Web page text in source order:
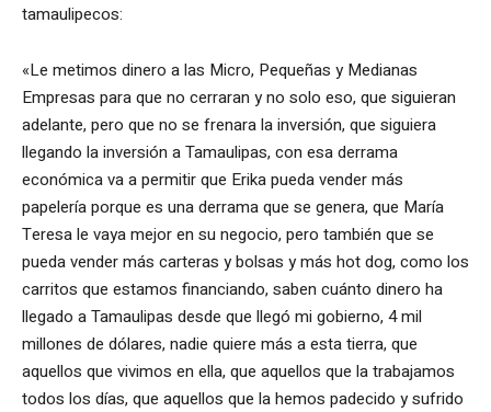
tamaulipecos:
«Le metimos dinero a las Micro, Pequeñas y Medianas
Empresas para que no cerraran y no solo eso, que siguieran
adelante, pero que no se frenara la inversión, que siguiera
llegando la inversión a Tamaulipas, con esa derrama
económica va a permitir que Erika pueda vender más
papelería porque es una derrama que se genera, que María
Teresa le vaya mejor en su negocio, pero también que se
pueda vender más carteras y bolsas y más hot dog, como los
carritos que estamos financiando, saben cuánto dinero ha
llegado a Tamaulipas desde que llegó mi gobierno, 4 mil
millones de dólares, nadie quiere más a esta tierra, que
aquellos que vivimos en ella, que aquellos que la trabajamos
todos los días, que aquellos que la hemos padecido y sufrido